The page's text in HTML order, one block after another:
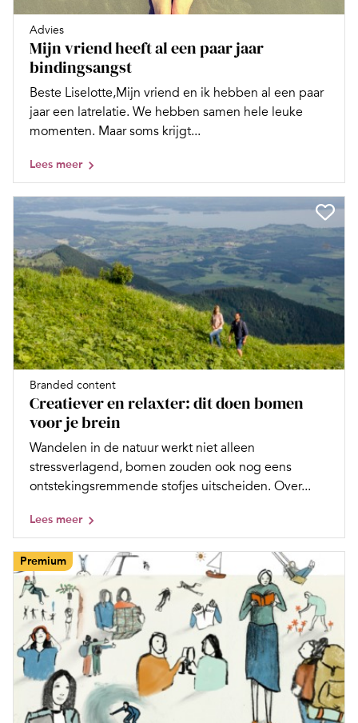
Advies
Mijn vriend heeft al een paar jaar
bindingsangst
Beste Liselotte,Mijn vriend en ik hebben al een paar
jaar een latrelatie. We hebben samen hele leuke
momenten. Maar soms krijgt...
Lees meer
Branded content
Creatiever en relaxter: dit doen bomen
voor je brein
Wandelen in de natuur werkt niet alleen
stressverlagend, bomen zouden ook nog eens
ontstekingsremmende stofjes uitscheiden. Over...
Lees meer
Premium